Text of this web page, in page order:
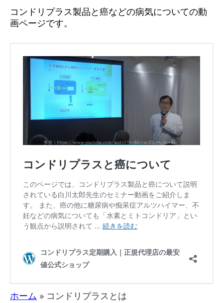
コンドリプラス製品と癌などの病気についての動
画ページです。
ホーム » コンドリプラスとは